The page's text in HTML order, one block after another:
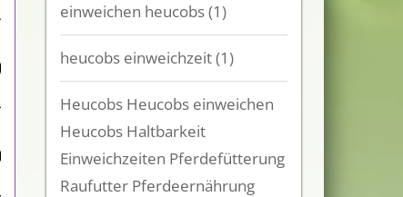
einweichen heucobs(1)
heucobs einweichzeit(1)
Heucobs Heucobs einweichen
Heucobs Haltbarkeit
Einweichzeiten Pferdefütterung
Raufutter Pferdeernährung